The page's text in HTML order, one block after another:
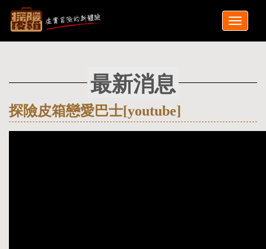
最新消息
探險皮箱戀愛巴士[youtube]